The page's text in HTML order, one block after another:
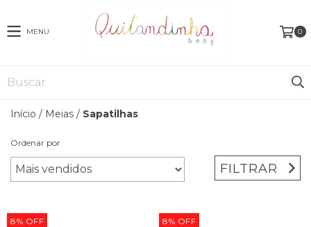
MENU 0
Início / Meias / Sapatilhas
Ordenar por
FILTRAR
8% OFF 8% OFF